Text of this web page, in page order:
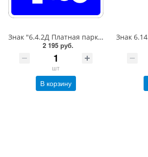
Знак "6.4.2Д Платная парковка для автотранспорта»,B=700Тип А (la) Инженерная (5 лет)металл 0.8 мм
2 195 руб.
шт
В корзину